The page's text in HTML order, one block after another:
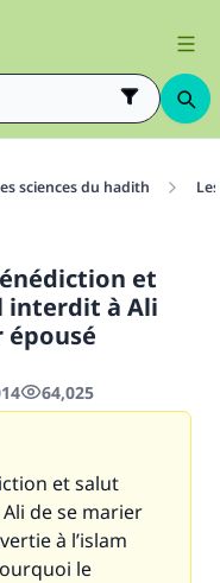
sciences du hadith
et
interdit à Ali
épousé
64,025
et salut
de se marier
à l’islam
le